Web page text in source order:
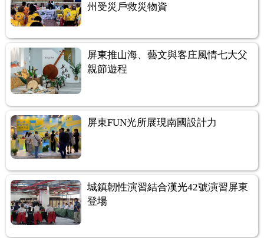
州受災戶救災物資
屏東推山海、藝文與客庄風情七大父
親節遊程
屏東FUN光所展現南國設計力
城鎮韌性演習結合漢光42號演習屏東
登場